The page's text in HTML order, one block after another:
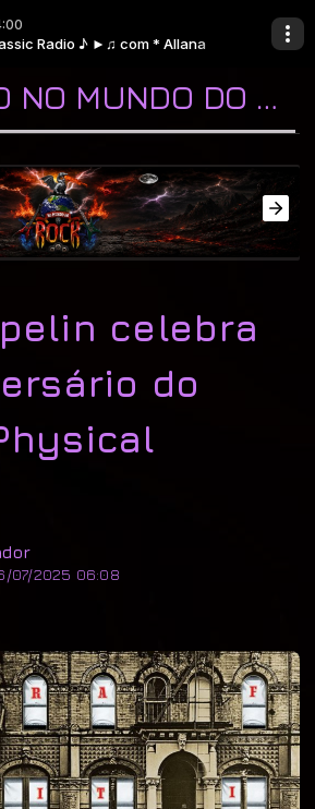
Radio ♪ ►♫ com * Allana
Wolf And Man
WEB RADIO NO MUNDO DO ROCK "A CASA DO CLASSIC ROCK & DO BLUES"
celebra
do
07/2025 06:08